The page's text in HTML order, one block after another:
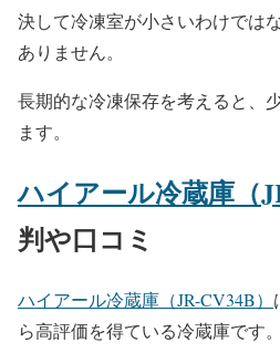
決して冷凍室が小さいわけでは
ありません。
長期的な冷凍保存を考えると、
ます。
ハイアール冷蔵庫（
判や口コミ
ハイアール冷蔵庫（JR-CV34B）
ら高評価を得ている冷蔵庫です。